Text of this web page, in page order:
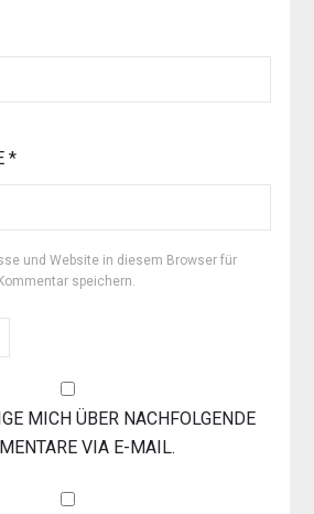
*
und Website in diesem Browser für
speichern.
MICH ÜBER NACHFOLGENDE
VIA E-MAIL.